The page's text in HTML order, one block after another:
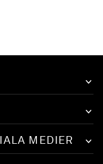
MEDIER